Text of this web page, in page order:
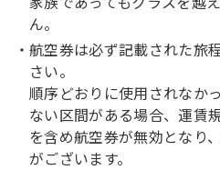
ん。
航空券は必ず記載された旅
さい。
順序どおりに使用されなか
ない区間がある場合、運賃
を含め航空券が無効となり
がございます。